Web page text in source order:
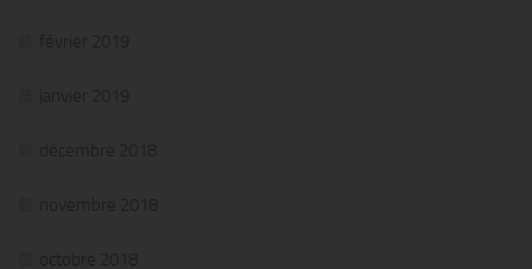
février 2019
janvier 2019
décembre 2018
novembre 2018
octobre 2018